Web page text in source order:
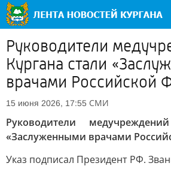
Руководители
Кургана стали
врачами Российской
15 июня 2026, 17:55 СМИ
Руководители
«Заслуженными врачами
Указ подписал Президент РФ.